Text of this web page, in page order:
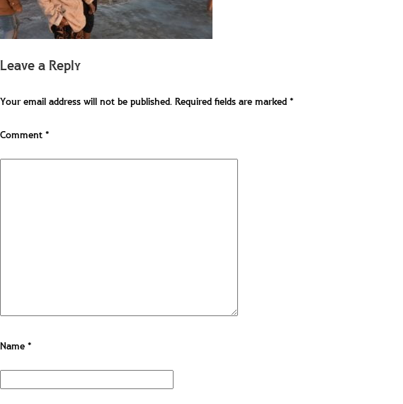
Leave a Reply
Your email address will not be published.Required fields are marked*
Comment*
Name*